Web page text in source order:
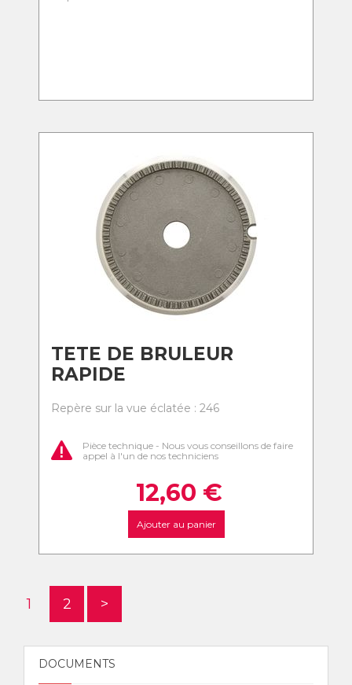
TETE DE BRULEUR
RAPIDE
Repère sur la vue éclatée : 246
Pièce technique - Nous vous conseillons de faire
appel à l'un de nos techniciens
12,60 €
Ajouter au panier
1 2 >
DOCUMENTS